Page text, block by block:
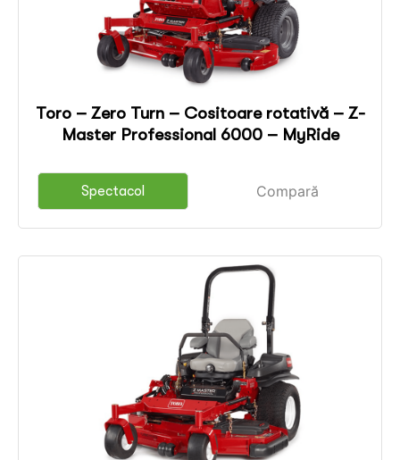
Toro – Zero Turn – Cositoare rotativă – Z-
Master Professional 6000 – MyRide
Spectacol Compară